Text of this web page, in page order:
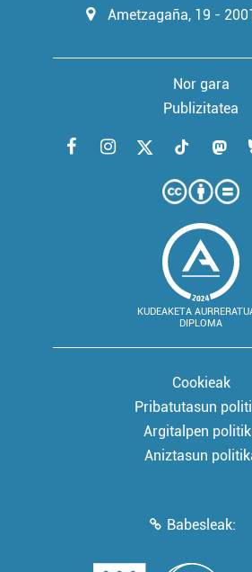
Ametzagaña, 19 -
Nor gara
Publizitatea
KUDEAKETA
DIPLOMA
Cookieak
Pribatutasun
Argitalpen
Aniztasun
Babesleak: